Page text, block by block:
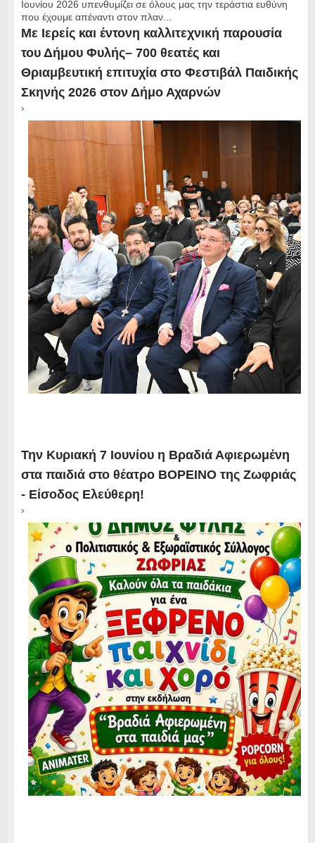
Ιουνίου 2026 υπενθυμίζει σε όλους μας την τεράστια ευθύνη
που έχουμε απέναντι στον πλαν...
Με Ιερείς και έντονη καλλιτεχνική παρουσία
του Δήμου Φυλής– 700 θεατές και
Θριαμβευτική επιτυχία στο Φεστιβάλ Παιδικής
Σκηνής 2026 στον Δήμο Αχαρνών
›
Την Κυριακή 7 Ιουνίου η Βραδιά Αφιερωμένη
στα παιδιά στο θέατρο ΒΟΡΕΙΝΟ της Ζωφριάς
- Είσοδος Ελεύθερη!
›